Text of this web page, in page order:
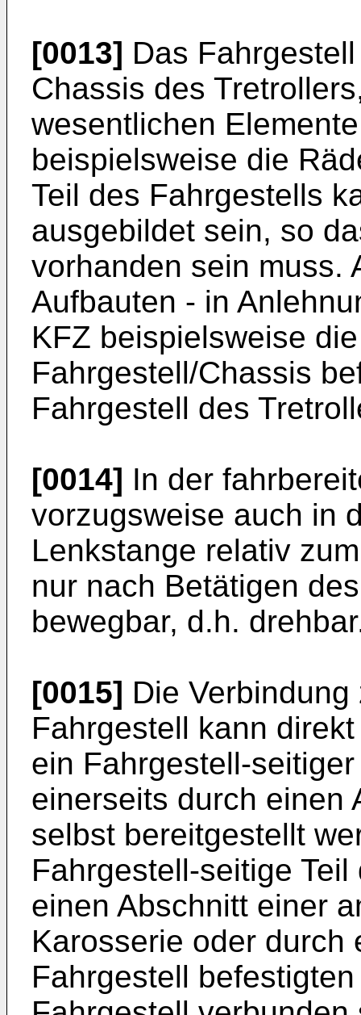
[0013] Das
Chassis des
wesentlichen
beispielsweise die
Teil des Fahrgestells
ausgebildet sein, so
vorhanden sein muss.
Aufbauten - in
KFZ beispielsweise
Fahrgestell/Chassis
Fahrgestell des
[0014] In der
vorzugsweise auch in
Lenkstange relativ
nur nach Betätigen
bewegbar, d.h.
[0015] Die
Fahrgestell kann
ein Fahrgestell-
einerseits durch einen
selbst bereitgestellt
Fahrgestell-seitige
einen Abschnitt einer
Karosserie oder durch
Fahrgestell